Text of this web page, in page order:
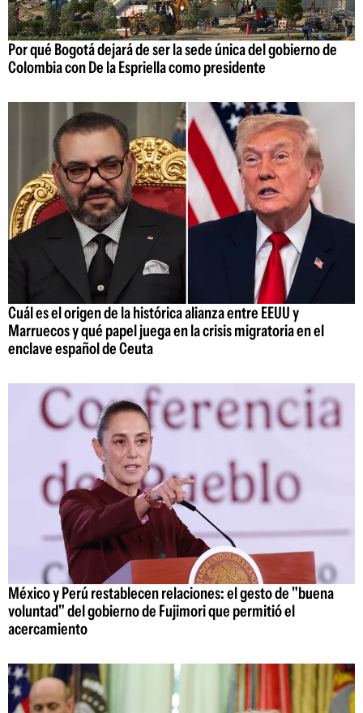
Por qué Bogotá dejará de ser la sede única del gobierno de
Colombia con De la Espriella como presidente
Cuál es el origen de la histórica alianza entre EEUU y
Marruecos y qué papel juega en la crisis migratoria en el
enclave español de Ceuta
México y Perú restablecen relaciones: el gesto de "buena
voluntad" del gobierno de Fujimori que permitió el
acercamiento